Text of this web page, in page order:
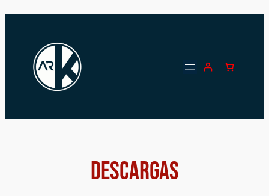
Descargas